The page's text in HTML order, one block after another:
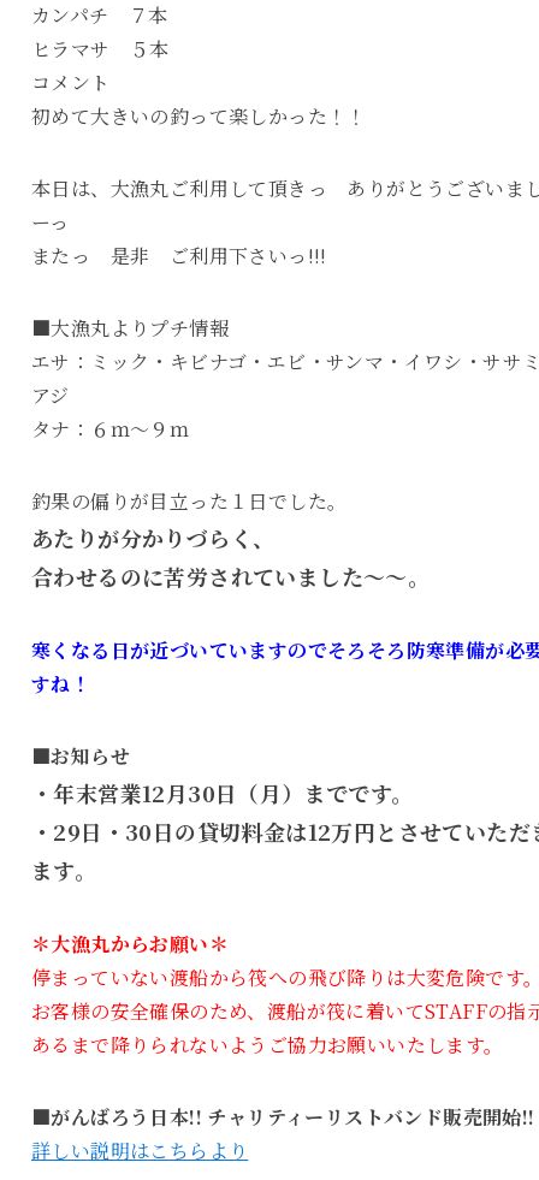
カンパチ ７本
ヒラマサ ５本
コメント
初めて大きいの釣って楽しかった！！
本日は、大漁丸ご利用して頂きっ ありがとうございま
ーっ
またっ 是非 ご利用下さいっ!!!
■大漁丸よりプチ情報
エサ：ミック・キビナゴ・エビ・サンマ・イワシ・ササ
アジ
タナ：６ｍ～９ｍ
釣果の偏りが目立った１日でした。
あたりが分かりづらく、
合わせるのに苦労されていました～～。
寒くなる日が近づいていますのでそろそろ防寒準備が必
すね！
■お知らせ
・年末営業12月30日（月）までです。
・29日・30日の貸切料金は12万円とさせていただ
ます。
＊大漁丸からお願い＊
停まっていない渡船から筏への飛び降りは大変危険です
お客様の安全確保のため、渡船が筏に着いてSTAFFの指
あるまで降りられないようご協力お願いいたします。
■がんばろう日本!! チャリティーリストバンド販売開始!!
詳しい説明はこちらより